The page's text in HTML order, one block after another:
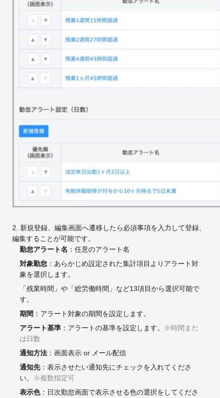
2. 新規登録、編集画面へ遷移したら必須事項を入力して登録、
編集することが可能です。
勤怠アラート名 ：任意のアラート名
対象勤怠 ：あらかじめ設定された集計項目よりアラート対
象を選択します。
「残業時間」や「総労働時間」など13項目から選択可能で
す。
期間 ：アラート対象の期間を設定します。
アラート基準 ：アラートの基準を設定します。
※時間また
は日数
通知方法 ：画面表示 or メール配信
通知先：表示させたい通知先にチェックを入れてくださ
い。
※複数指定可
表示色：日次勤怠画面で表示させる色の選択をしてくださ